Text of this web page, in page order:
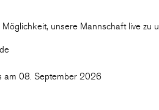
unsere Mannschaft live zu
am 08. September 2026